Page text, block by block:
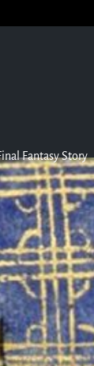
Fantasy Story